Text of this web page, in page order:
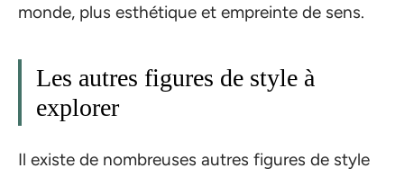
monde, plus esthétique et empreinte de sens.
Les autres figures de style à
explorer
Il existe de nombreuses autres figures de style